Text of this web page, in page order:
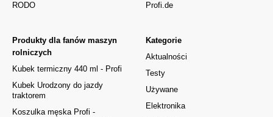
RODO
Kategorie
Aktualności
Testy
Używane
Elektronika
Produkty dla fanów maszyn
rolniczych
Kubek termiczny 440 ml - Profi
Kubek Urodzony do jazdy
traktorem
Koszulka męska Profi -
Profi.de